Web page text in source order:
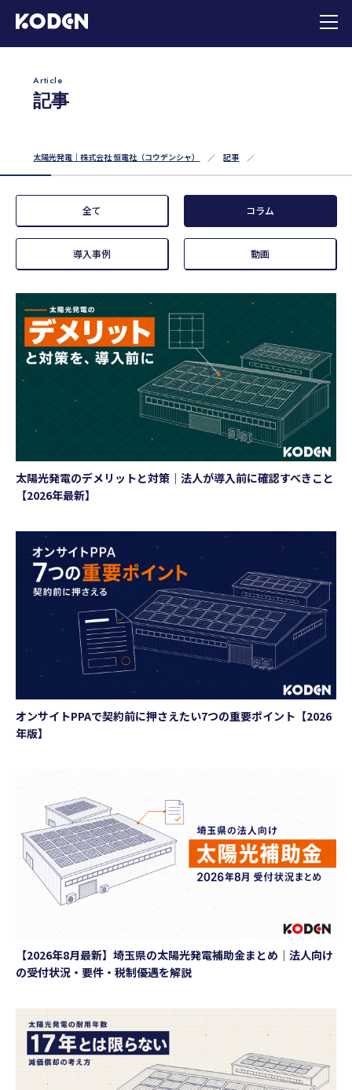
Article
記事
太陽光発電｜株式会社 恒電社（コウデンシャ） 記事
全て コラム
導入事例 動画
太陽光発電のデメリットと対策｜法人が導入前に確認すべきこと
【2026年最新】
オンサイトPPAで契約前に押さえたい7つの重要ポイント【2026
年版】
【2026年8月最新】埼玉県の太陽光発電補助金まとめ｜法人向け
の受付状況・要件・税制優遇を解説